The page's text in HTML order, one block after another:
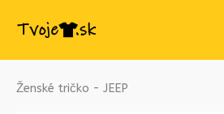
Ženské tričko - JEEP
množstvo